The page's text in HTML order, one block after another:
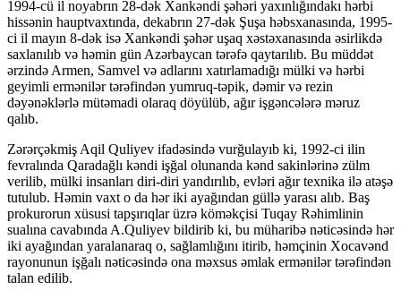
1994-cü il noyabrın 28-dək Xankəndi şəhəri yaxınlığındakı hərbi
hissənin hauptvaxtında, dekabrın 27-dək Şuşa həbsxanasında, 1995-
ci il mayın 8-dək isə Xankəndi şəhər uşaq xəstəxanasında əsirlikdə
saxlanılıb və həmin gün Azərbaycan tərəfə qaytarılıb. Bu müddət
ərzində Armen, Samvel və adlarını xatırlamadığı mülki və hərbi
geyimli ermənilər tərəfindən yumruq-təpik, dəmir və rezin
dəyənəklərlə mütəmadi olaraq döyülüb, ağır işgəncələrə məruz
qalıb.
Zərərçəkmiş Aqil Quliyev ifadəsində vurğulayıb ki, 1992-ci ilin
fevralında Qaradağlı kəndi işğal olunanda kənd sakinlərinə zülm
verilib, mülki insanları diri-diri yandırılıb, evləri ağır texnika ilə atəşə
tutulub. Həmin vaxt o da hər iki ayağından güllə yarası alıb. Baş
prokurorun xüsusi tapşırıqlar üzrə köməkçisi Tuqay Rəhimlinin
sualına cavabında A.Quliyev bildirib ki, bu müharibə nəticəsində hər
iki ayağından yaralanaraq o, sağlamlığını itirib, həmçinin Xocavənd
rayonunun işğalı nəticəsində ona məxsus əmlak ermənilər tərəfindən
talan edilib.